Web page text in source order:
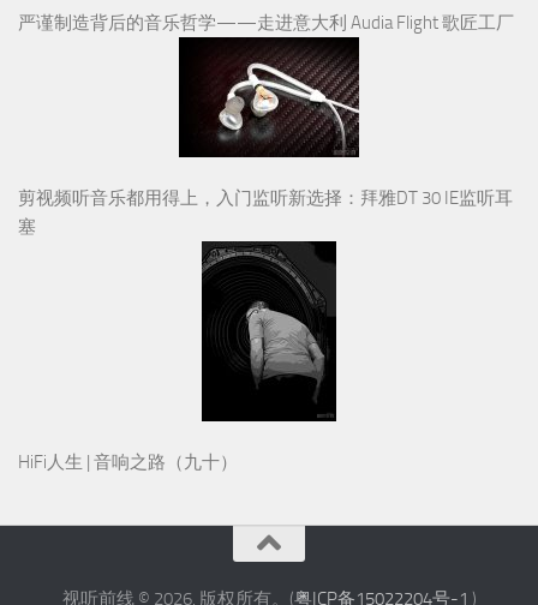
严谨制造背后的音乐哲学——走进意大利 Audia Flight 歌匠工厂
剪视频听音乐都用得上，入门监听新选择：拜雅DT 30 IE监听耳
塞
HiFi人生 | 音响之路（九十）
视听前线 © 2026. 版权所有。(粤ICP备15022204号-1 )